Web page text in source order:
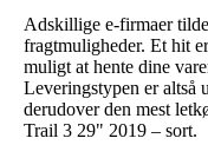
Adskillige e-firmaer
fragtmuligheder. Et hit
muligt at hente dine
Leveringstypen er altså
derudover den mest
Trail 3 29" 2019 – sort.